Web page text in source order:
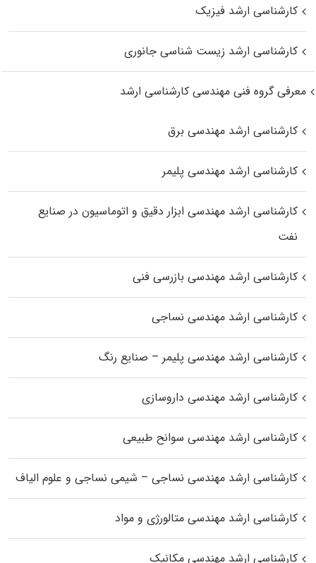
کارشناسی ارشد فیزیک
کارشناسی ارشد زیست‌ شناسی جانوری
معرفی گروه فنی مهندسی کارشناسی ارشد
کارشناسی ارشد مهندسی برق
کارشناسی ارشد مهندسی پلیمر
کارشناسی ارشد مهندسی ابزار دقیق و اتوماسیون در صنایع
نفت
کارشناسی ارشد مهندسی بازرسی فنی
کارشناسی ارشد مهندسی نساجی
کارشناسی ارشد مهندسی پلیمر – صنایع رنگ
کارشناسی ارشد مهندسی داروسازی
کارشناسی ارشد مهندسی سوانح طبیعی
کارشناسی ارشد مهندسی نساجی – شیمی نساجی و علوم الیاف
کارشناسی ارشد مهندسی متالورژی و مواد
کارشناسی ارشد مهندسی مکانیک